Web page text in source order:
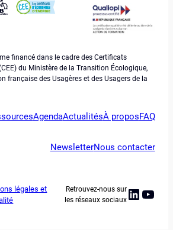
financé dans le cadre des Certificats
du Ministère de la Transition Écologique,
française des Usagères et des Usagers de la
AgendaActualitésÀ proposFAQ
NewsletterNous contacter
légales et
Retrouvez-nous sur
les réseaux sociaux